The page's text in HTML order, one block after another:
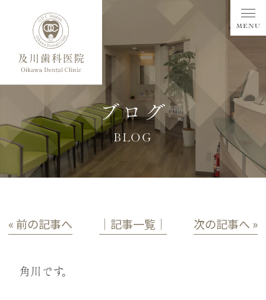
ブログ
BLOG
« 前の記事へ │記事一覧│ 次の記事へ »
角川です。